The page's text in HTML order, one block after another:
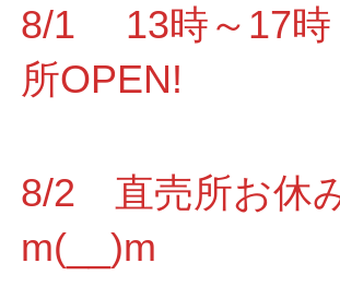
8/1 13時～17
所OPEN!
8/2 直売所お休
m(__)m